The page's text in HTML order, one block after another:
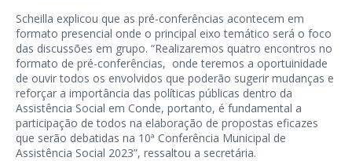
Scheilla explicou que as pré-conferências acontecem em
formato presencial onde o principal eixo temático será o foco
das discussões em grupo. “Realizaremos quatro encontros no
formato de pré-conferências, onde teremos a oportuinidade
de ouvir todos os envolvidos que poderão sugerir mudanças e
reforçar a importância das políticas públicas dentro da
Assistência Social em Conde, portanto, é fundamental a
participação de todos na elaboração de propostas eficazes
que serão debatidas na 10ª Conferência Municipal de
Assistência Social 2023”, ressaltou a secretária.